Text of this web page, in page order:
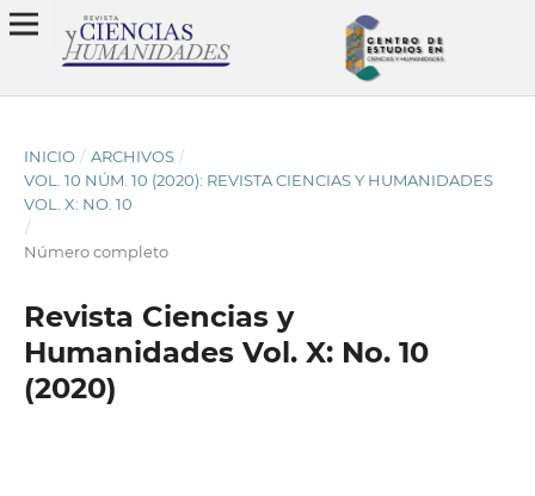
INICIO / ARCHIVOS /
VOL. 10 NÚM. 10 (2020): REVISTA CIENCIAS Y HUMANIDADES
VOL. X: NO. 10
/
Número completo
Revista Ciencias y
Humanidades Vol. X: No. 10
(2020)